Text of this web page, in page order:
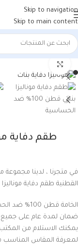
Skip to navigation
Skip to main content
الرئيسية/أحذية رجالي/
في متجرنا ، لدينا
القطنية طقم دفاية موناليزا
الخامة قطن 100% ضد الحساسية
ضمان لمدة عام على جميع
يمكنك الاستلام من
لمعرفة المقاس